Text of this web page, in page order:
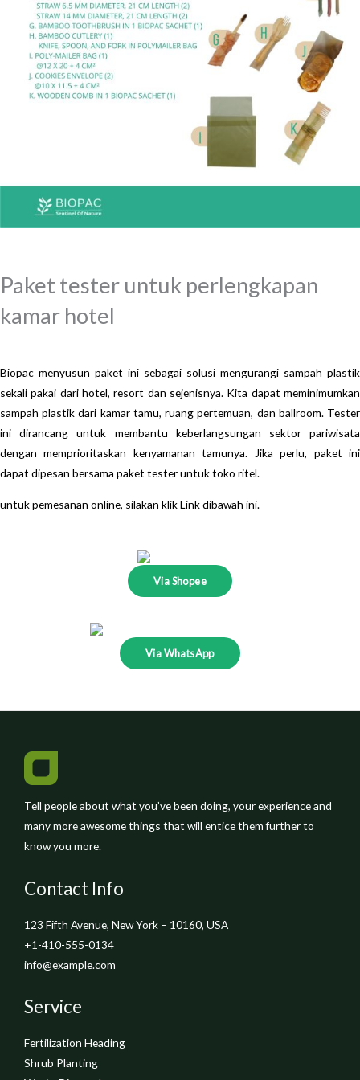
Paket tester untuk perlengkapan
kamar hotel
Biopac menyusun paket ini sebagai solusi mengurangi sampah plastik
sekali pakai dari hotel, resort dan sejenisnya. Kita dapat meminimumkan
sampah plastik dari kamar tamu, ruang pertemuan, dan ballroom. Tester
ini dirancang untuk membantu keberlangsungan sektor pariwisata
dengan memprioritaskan kenyamanan tamunya. Jika perlu, paket ini
dapat dipesan bersama paket tester untuk toko ritel.
untuk pemesanan online, silakan klik Link dibawah ini.
Via Shopee
Via WhatsApp
Tell people about what you’ve been doing, your experience and
many more awesome things that will entice them further to
know you more.
Contact Info
123 Fifth Avenue, New York – 10160, USA
+1-410-555-0134
info@example.com
Service
Fertilization Heading
Shrub Planting